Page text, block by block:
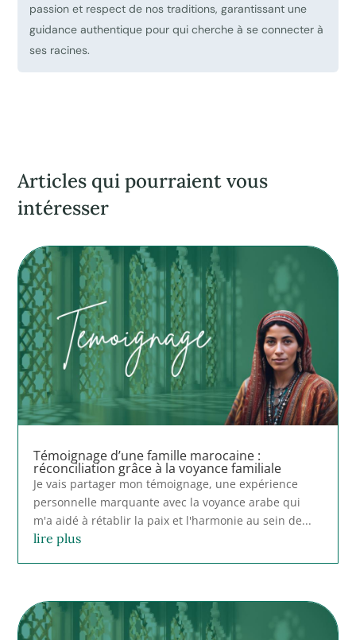
passion et respect de nos traditions, garantissant une
guidance authentique pour qui cherche à se connecter à
ses racines.
Articles qui pourraient vous
intéresser
Témoignage d’une famille marocaine :
réconciliation grâce à la voyance familiale
Je vais partager mon témoignage, une expérience
personnelle marquante avec la voyance arabe qui
m'a aidé à rétablir la paix et l'harmonie au sein de...
lire plus